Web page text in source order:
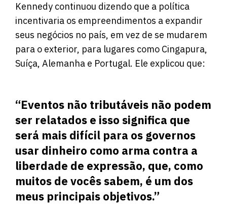
Kennedy continuou dizendo que a política
incentivaria os empreendimentos a expandir
seus negócios no país, em vez de se mudarem
para o exterior, para lugares como Cingapura,
Suíça, Alemanha e Portugal. Ele explicou que:
“Eventos não tributáveis ​​não podem
ser relatados e isso significa que
será mais difícil para os governos
usar dinheiro como arma contra a
liberdade de expressão, que, como
muitos de vocês sabem, é um dos
meus principais objetivos.”